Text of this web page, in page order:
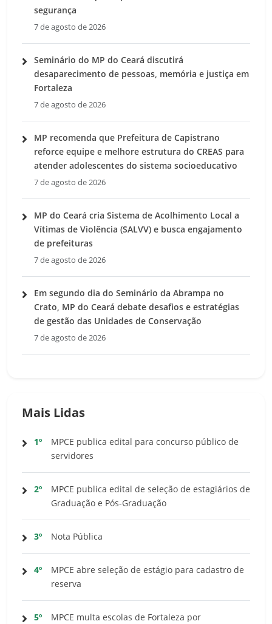
segurança
7 de agosto de 2026
Seminário do MP do Ceará discutirá
desaparecimento de pessoas, memória e justiça em
Fortaleza
7 de agosto de 2026
MP recomenda que Prefeitura de Capistrano
reforce equipe e melhore estrutura do CREAS para
atender adolescentes do sistema socioeducativo
7 de agosto de 2026
MP do Ceará cria Sistema de Acolhimento Local a
Vítimas de Violência (SALVV) e busca engajamento
de prefeituras
7 de agosto de 2026
Em segundo dia do Seminário da Abrampa no
Crato, MP do Ceará debate desafios e estratégias
de gestão das Unidades de Conservação
7 de agosto de 2026
Mais Lidas
1º
MPCE publica edital para concurso público de
servidores
2º
MPCE publica edital de seleção de estagiários de
Graduação e Pós-Graduação
3º Nota Pública
4º
MPCE abre seleção de estágio para cadastro de
reserva
5º
MPCE multa escolas de Fortaleza por